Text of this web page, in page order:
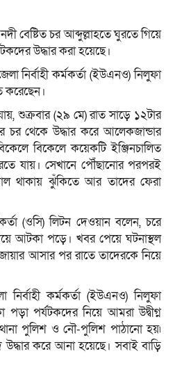
বেষ্টিত চর আব্দুল্লাহতে ঘুরতে গিয়ে
উদ্ধার করা হয়েছে।
নির্বাহী কর্মকর্তা (ইউএনও) নিলুফা
করেছেন।
শুক্রবার (২৯ মে) রাত সাড়ে ১২টার
থেকে উদ্ধার করে আলেকজান্ডার
বিকেলে কয়েকটি ইঞ্জিনচালিত
যায়। সেখানে পৌঁছানোর পরপরই
থাকায় ঝুঁকিতে আর তাদের ফেরা
(ওসি) লিটন দেওয়ান বলেন, চরে
আটকা পড়ে। খবর পেয়ে ঘটনাস্থল
আসার পর রাতে তাদেরকে নিয়ে
নির্বাহী কর্মকর্তা (ইউএনও) নিলুফা
পর্যটকদের নিয়ে আমরা উদ্বীগ্ন
পুলিশ ও নৌ-পুলিশ পাঠানো হয়৷
উদ্ধার করে আনা হয়েছে। সবাই বাড়ি